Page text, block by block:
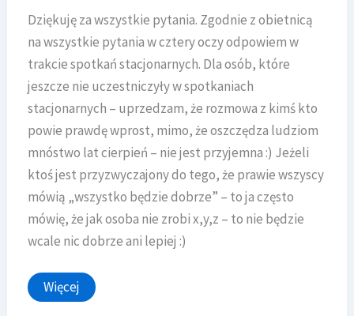
Dziękuję za wszystkie pytania. Zgodnie z obietnicą
na wszystkie pytania w cztery oczy odpowiem w
trakcie spotkań stacjonarnych. Dla osób, które
jeszcze nie uczestniczyły w spotkaniach
stacjonarnych – uprzedzam, że rozmowa z kimś kto
powie prawdę wprost, mimo, że oszczędza ludziom
mnóstwo lat cierpień – nie jest przyjemna :) Jeżeli
ktoś jest przyzwyczajony do tego, że prawie wszyscy
mówią „wszystko będzie dobrze” – to ja często
mówię, że jak osoba nie zrobi x,y,z – to nie będzie
wcale nic dobrze ani lepiej :)
Materializm
to
Więcej